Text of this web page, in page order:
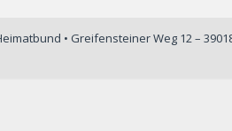
• Greifensteiner Weg 12 –